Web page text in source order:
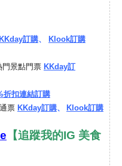
KKday訂購、
Klook訂購
門景點門票 KKday訂
折扣連結訂購
票 KKday訂購、 Klook訂購
【追蹤我的IG 美食